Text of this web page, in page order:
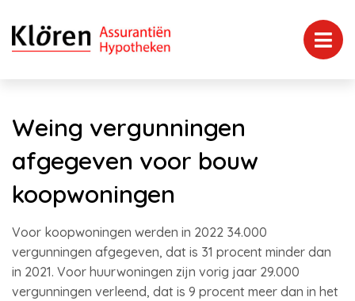
Weing vergunningen
afgegeven voor bouw
koopwoningen
Voor koopwoningen werden in 2022 34.000
vergunningen afgegeven, dat is 31 procent minder dan
in 2021. Voor huurwoningen zijn vorig jaar 29.000
vergunningen verleend, dat is 9 procent meer dan in het